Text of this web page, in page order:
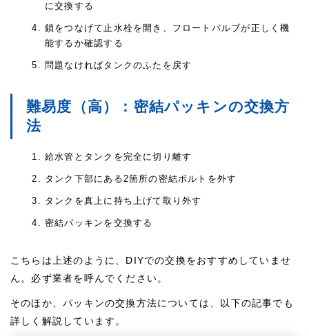
に交換する
鎖をつなげて止水栓を開き、フロートバルブが正しく機
能するか確認する
問題なければタンクのふたを戻す
難易度（高）：密結パッキンの交換方
法
給水管とタンクを完全に切り離す
タンク下部にある2箇所の密結ボルトを外す
タンクを真上に持ち上げて取り外す
密結パッキンを交換する
こちらは上述のように、DIYでの交換をおすすめしていませ
ん。必ず業者を呼んでください。
そのほか、パッキンの交換方法については、以下の記事でも
詳しく解説しています。